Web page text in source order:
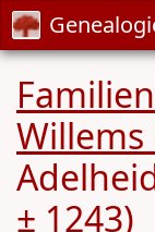
± 1243)